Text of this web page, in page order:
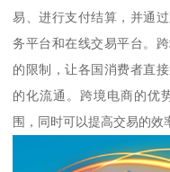
易、进行支付结算，并通
务平台和在线交易平台。
的限制，让各国消费者直
的化流通。跨境电商的优
围，同时可以提高交易的效